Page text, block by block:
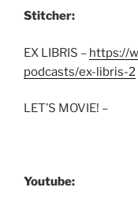
Stitcher:
EX LIBRIS – https://
podcasts/ex-libris-2
LET’S MOVIE! –
Youtube: